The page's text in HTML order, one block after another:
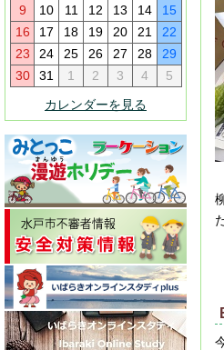
9
10 11 12 13 14
15
16
17 18 19 20 21
22
23
24 25 26 27 28
29
30
31 1 2 3 4
5
カレンダーを見る